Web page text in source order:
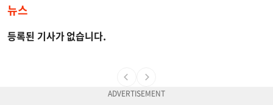
뉴스
등록된 기사가 없습니다.